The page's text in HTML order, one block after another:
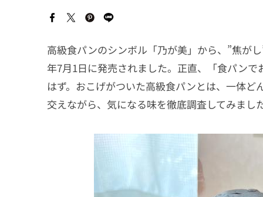
高級食パンのシンボル「乃が美」から、”焦が
年7月1日に発売されました。正直、「食パン
はず。おこげがついた高級食パンとは、一体
交えながら、気になる味を徹底調査してみまし